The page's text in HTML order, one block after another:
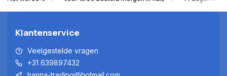
Klantenservice
Veelgestelde vragen
+31 639897432